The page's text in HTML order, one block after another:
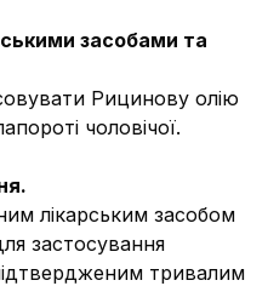
засобами та
Рицинову олію
чоловічої.
лікарським засобом
застосування
тривалим